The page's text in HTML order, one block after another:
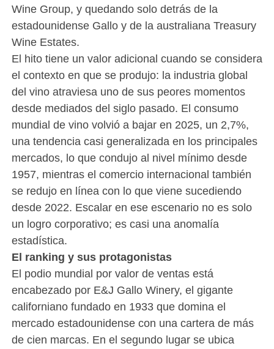
Wine Group, y quedando solo detrás de la
estadounidense Gallo y de la australiana Treasury
Wine Estates.
El hito tiene un valor adicional cuando se considera
el contexto en que se produjo: la industria global
del vino atraviesa uno de sus peores momentos
desde mediados del siglo pasado. El consumo
mundial de vino volvió a bajar en 2025, un 2,7%,
una tendencia casi generalizada en los principales
mercados, lo que condujo al nivel mínimo desde
1957, mientras el comercio internacional también
se redujo en línea con lo que viene sucediendo
desde 2022. Escalar en ese escenario no es solo
un logro corporativo; es casi una anomalía
estadística.
El ranking y sus protagonistas
El podio mundial por valor de ventas está
encabezado por E&J Gallo Winery, el gigante
californiano fundado en 1933 que domina el
mercado estadounidense con una cartera de más
de cien marcas. En el segundo lugar se ubica